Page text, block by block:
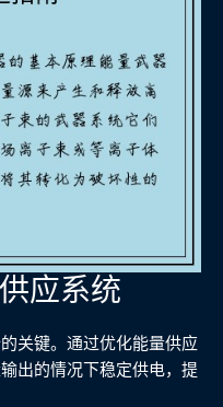
应系统
关键。通过优化能量供应
出的情况下稳定供电，提